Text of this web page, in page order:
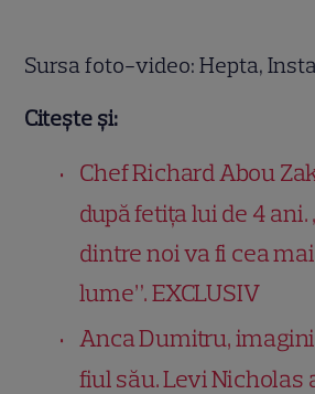
Sursa foto-video: Hepta,
Citește și:
Chef Richard Abou
după fetița lui de 4 ani.
dintre noi va fi cea
lume”. EXCLUSIV
Anca Dumitru,
fiul său. Levi Nicholas